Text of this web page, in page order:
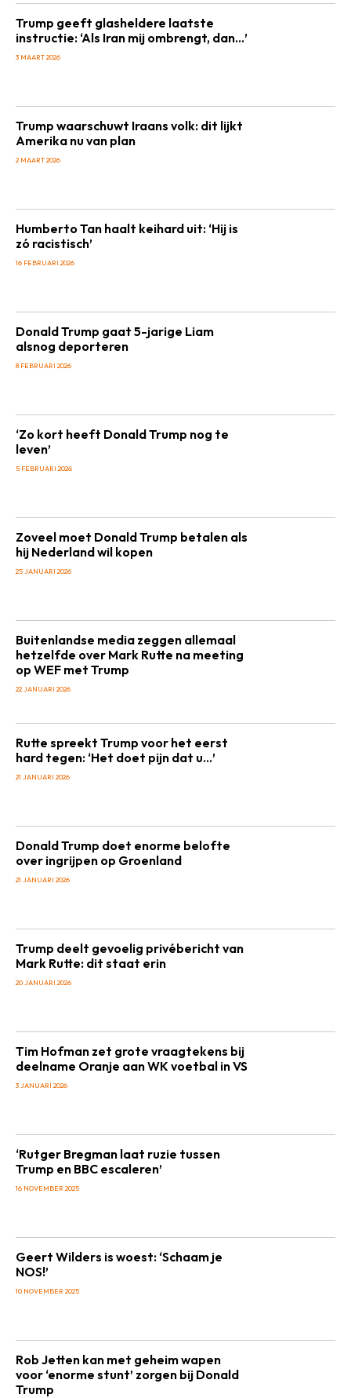
Trump geeft glasheldere laatste
instructie: ‘Als Iran mij ombrengt, dan…’
3 MAART 2026
Trump waarschuwt Iraans volk: dit lijkt
Amerika nu van plan
2 MAART 2026
Humberto Tan haalt keihard uit: ‘Hij is
zó racistisch’
16 FEBRUARI 2026
Donald Trump gaat 5-jarige Liam
alsnog deporteren
8 FEBRUARI 2026
‘Zo kort heeft Donald Trump nog te
leven’
5 FEBRUARI 2026
Zoveel moet Donald Trump betalen als
hij Nederland wil kopen
25 JANUARI 2026
Buitenlandse media zeggen allemaal
hetzelfde over Mark Rutte na meeting
op WEF met Trump
22 JANUARI 2026
Rutte spreekt Trump voor het eerst
hard tegen: ‘Het doet pijn dat u…’
21 JANUARI 2026
Donald Trump doet enorme belofte
over ingrijpen op Groenland
21 JANUARI 2026
Trump deelt gevoelig privébericht van
Mark Rutte: dit staat erin
20 JANUARI 2026
Tim Hofman zet grote vraagtekens bij
deelname Oranje aan WK voetbal in VS
3 JANUARI 2026
‘Rutger Bregman laat ruzie tussen
Trump en BBC escaleren’
16 NOVEMBER 2025
Geert Wilders is woest: ‘Schaam je
NOS!’
10 NOVEMBER 2025
Rob Jetten kan met geheim wapen
voor ‘enorme stunt’ zorgen bij Donald
Trump